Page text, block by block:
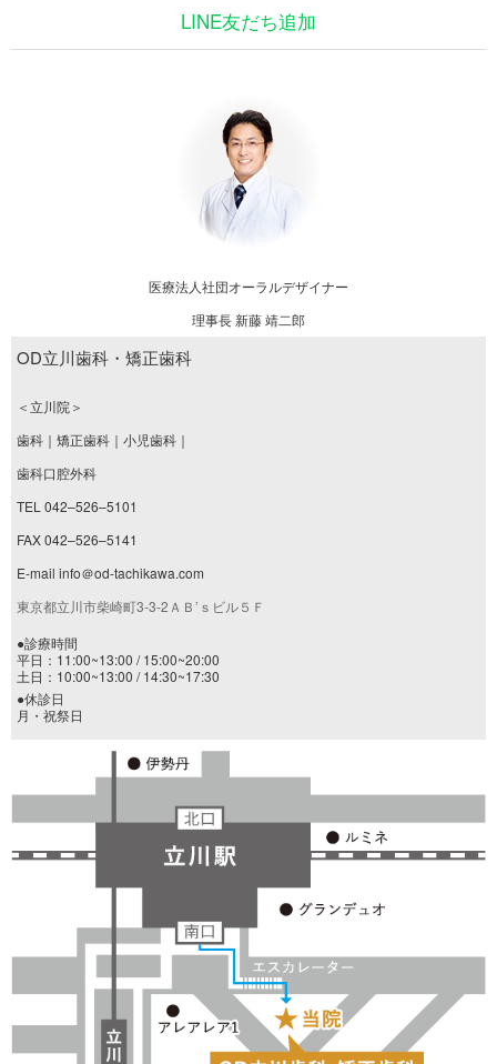
LINE友だち追加
医療法人社団オーラルデザイナー
理事長 新藤 靖二郎
OD立川歯科・矯正歯科
＜立川院＞
歯科｜矯正歯科｜小児歯科｜
歯科口腔外科
TEL 042–526–5101
FAX 042–526–5141
E-mail info＠od-tachikawa.com
東京都立川市柴崎町3-3-2ＡＢ’ｓビル５Ｆ
●診療時間
平日：11:00~13:00 / 15:00~20:00
土日：10:00~13:00 / 14:30~17:30
●休診日
月・祝祭日